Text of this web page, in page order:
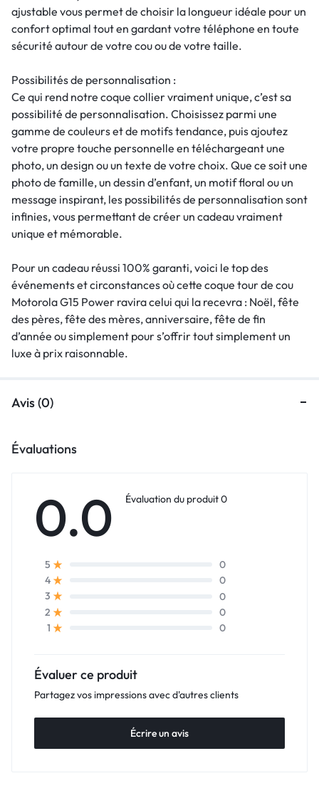
ajustable vous permet de choisir la longueur idéale pour un
confort optimal tout en gardant votre téléphone en toute
sécurité autour de votre cou ou de votre taille.
Possibilités de personnalisation :
Ce qui rend notre coque collier vraiment unique, c’est sa
possibilité de personnalisation. Choisissez parmi une
gamme de couleurs et de motifs tendance, puis ajoutez
votre propre touche personnelle en téléchargeant une
photo, un design ou un texte de votre choix. Que ce soit une
photo de famille, un dessin d’enfant, un motif floral ou un
message inspirant, les possibilités de personnalisation sont
infinies, vous permettant de créer un cadeau vraiment
unique et mémorable.
Pour un cadeau réussi 100% garanti, voici le top des
événements et circonstances où cette coque tour de cou
Motorola G15 Power ravira celui qui la recevra : Noël, fête
des pères, fête des mères, anniversaire, fête de fin
d’année ou simplement pour s’offrir tout simplement un
luxe à prix raisonnable.
Avis (0)
Évaluations
0.0 Évaluation du produit 0
5
0
4
0
3
0
2
0
1
0
Évaluer ce produit
Partagez vos impressions avec d'autres clients
Écrire un avis